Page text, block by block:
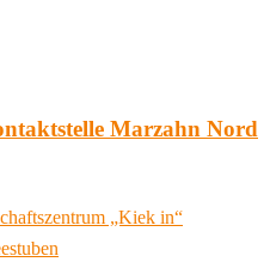
Marzahn Nord
„Kiek in“